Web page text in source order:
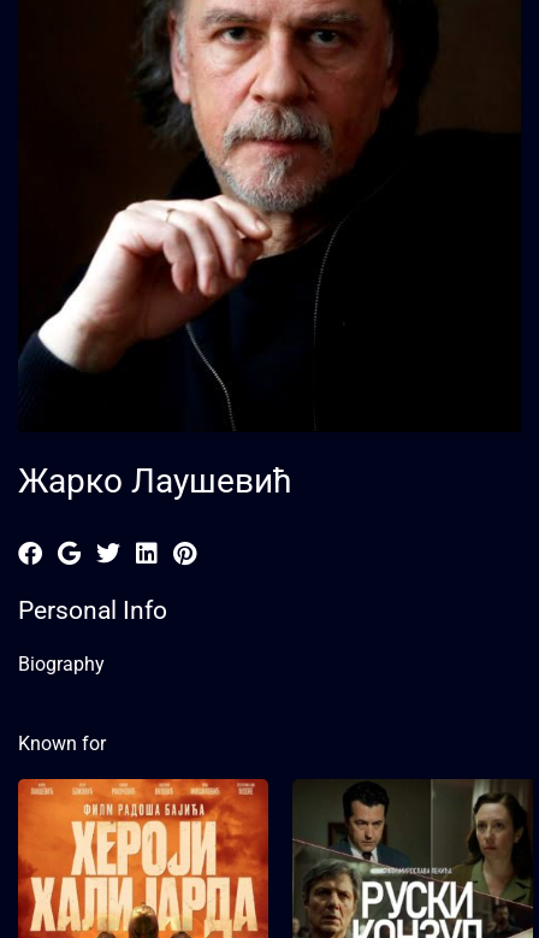
Жарко Лаушевић
Personal Info
Biography
Known for
Хероји Халијарда
2023
2 сата и 20 минута
У пролеће 1944, у тренутку
завршнице Другог светског
рата, у једном српском селу у